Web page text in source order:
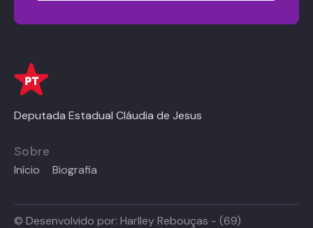
Deputada Estadual Cláudia de Jesus
Sobre
Início Biografia
© Desenvolvido por: Harlley Rebouças - (69)